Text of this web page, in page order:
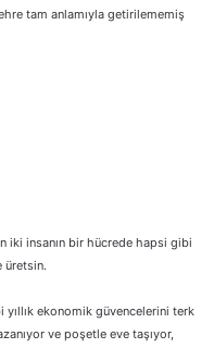
tam anlamıyla getirilememiş
iki insanın bir hücrede hapsi gibi
üretsin.
ekonomik güvencelerini terk
ve poşetle eve taşıyor,